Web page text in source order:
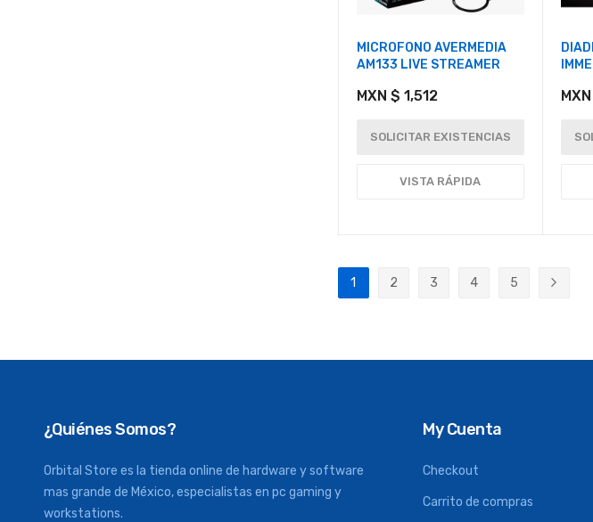
MICROFONO AVERMEDIA
AM133 LIVE STREAMER
MXN $ 1,512
SOLICITAR EXISTENCIAS
VISTA RÁPIDA
Página
Actualmente estás leyendo página
1
2
3
4
5
¿Quiénes Somos?
Orbital Store es la tienda online de hardware y software
mas grande de México, especialistas en pc gaming y
workstations.
My Cuenta
Checkout
Carrito de compras